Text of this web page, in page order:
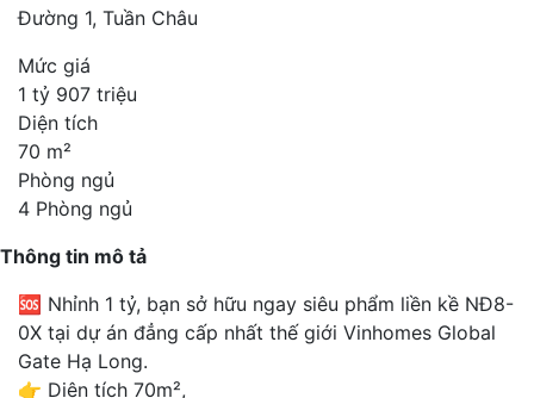
Đường 1, Tuần Châu
Mức giá
1 tỷ 907 triệu
Diện tích
70 m²
Phòng ngủ
4 Phòng ngủ
Thông tin mô tả
🆘 Nhỉnh 1 tỷ, bạn sở hữu ngay siêu phẩm liền kề NĐ8-
0X tại dự án đẳng cấp nhất thế giới Vinhomes Global
Gate Hạ Long.
👉 Diện tích 70m²,